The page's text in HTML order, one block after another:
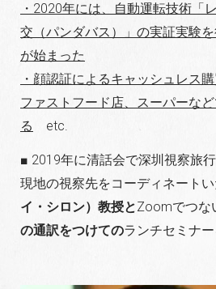
・2020年には、自動運転技術「
交（パンダバス）」の実証実験
が始まった
・顔認証によるキャッシュレス
ファストフード店、スーパーな
る
etc.
■ 2019年に清話会で深圳視察旅
現地の視察先をコーディネート
イ・シロン）教授とZoomでつな
の通訳をつけてのランチセミナー